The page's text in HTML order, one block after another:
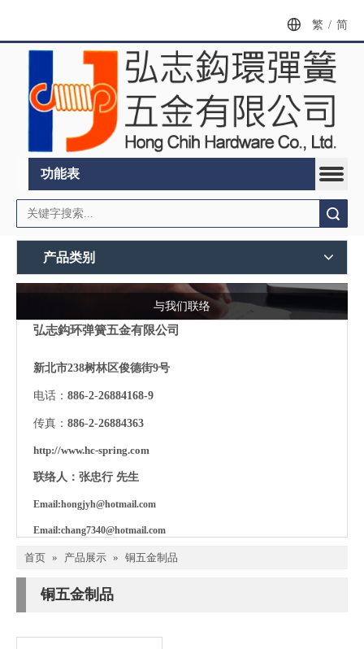
繁 / 简
功能表
产品类别
与我们联络
弘志鈎环弹簧五金有限公司
新北市238树林区俊德街9号
电话： 886-2-26884168-9
传真： 886-2-26884363
http://www.hc-spring.com
联络人：张忠行 先生
Email:hongjyh@hotmail.com
Email:chang7340@hotmail.com
首页 » 产品展示 » 铜五金制品
铜五金制品